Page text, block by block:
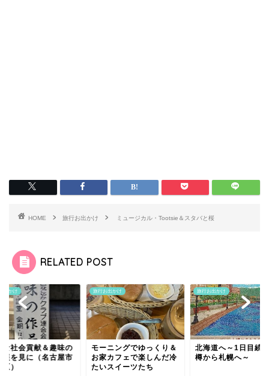
HOME 旅行お出かけ ミュージカル・Tootsie＆スタバと桜
RELATED POST
出かけ
な社会貢献＆趣味の
展を見に（名古屋市
）
旅行お出かけ
モーニングでゆっくり＆
お家カフェで楽しんだ冷
たいスイーツたち
旅行お出かけ
北海道へ～1日目続
樽から札幌へ～